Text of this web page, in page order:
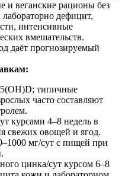
и веганские рационы без
дефицит,
интенсивные
вмешательств.
даёт прогнозируемый
типичные
часто составляют
курсами 4–8 недель в
свежих овощей и ягод.
мг/сут с пищей при
цинка/сут курсом 6–8